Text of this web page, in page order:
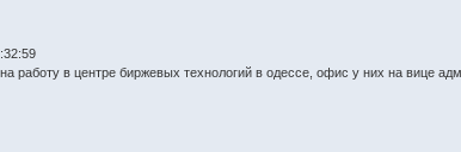
работу в центре биржевых технологий в одессе, офис у них на вице